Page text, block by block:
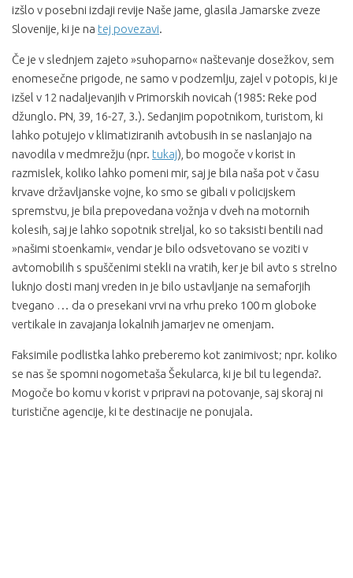
izšlo v posebni izdaji revije Naše jame, glasila Jamarske zveze
Slovenije, ki je na tej povezavi.
Če je v slednjem zajeto »suhoparno« naštevanje dosežkov, sem
enomesečne prigode, ne samo v podzemlju, zajel v potopis, ki je
izšel v 12 nadaljevanjih v Primorskih novicah (1985: Reke pod
džunglo. PN, 39, 16-27, 3.). Sedanjim popotnikom, turistom, ki
lahko potujejo v klimatiziranih avtobusih in se naslanjajo na
navodila v medmrežju (npr. tukaj), bo mogoče v korist in
razmislek, koliko lahko pomeni mir, saj je bila naša pot v času
krvave državljanske vojne, ko smo se gibali v policijskem
spremstvu, je bila prepovedana vožnja v dveh na motornih
kolesih, saj je lahko sopotnik streljal, ko so taksisti bentili nad
»našimi stoenkami«, vendar je bilo odsvetovano se voziti v
avtomobilih s spuščenimi stekli na vratih, ker je bil avto s strelno
luknjo dosti manj vreden in je bilo ustavljanje na semaforjih
tvegano … da o presekani vrvi na vrhu preko 100 m globoke
vertikale in zavajanja lokalnih jamarjev ne omenjam.
Faksimile podlistka lahko preberemo kot zanimivost; npr. koliko
se nas še spomni nogometaša Šekularca, ki je bil tu legenda?.
Mogoče bo komu v korist v pripravi na potovanje, saj skoraj ni
turistične agencije, ki te destinacije ne ponujala.